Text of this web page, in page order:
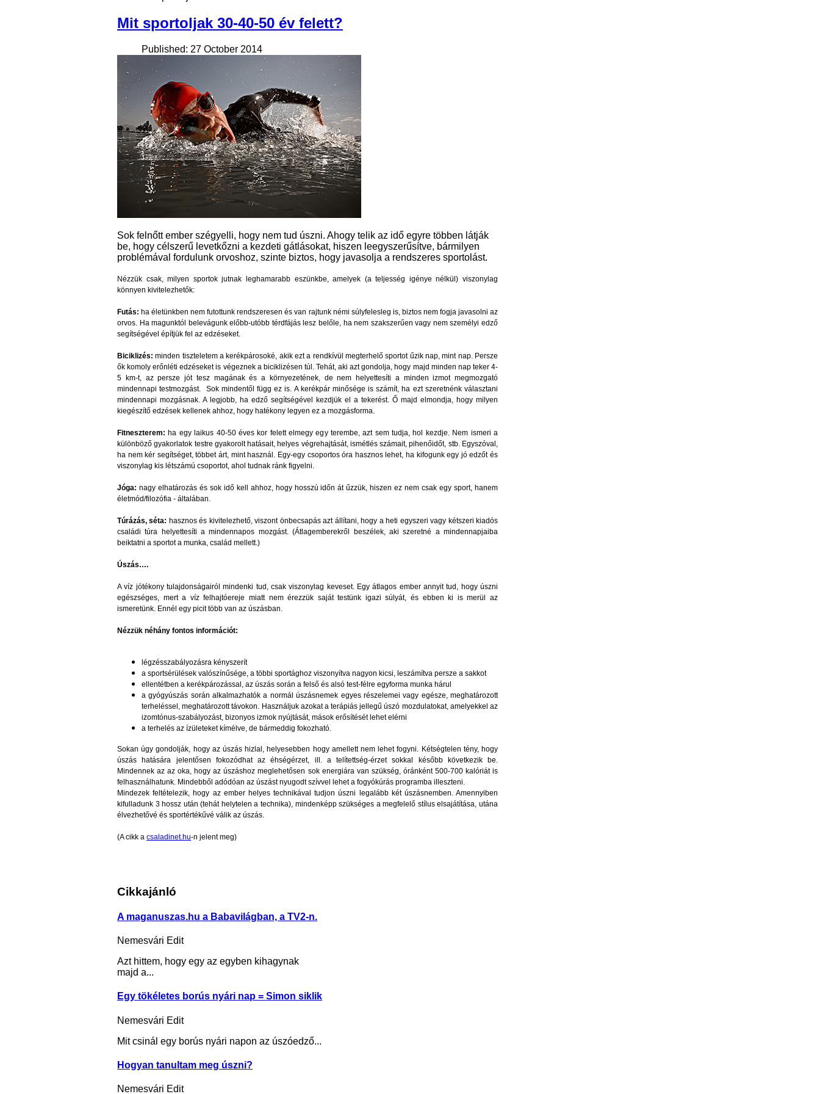
Mit sportoljak 30-40-50 év felett?
Published: 27 October 2014
Sok felnőtt ember szégyelli, hogy nem tud úszni. Ahogy telik az idő egyre többen látják
be, hogy célszerű levetkőzni a kezdeti gátlásokat, hiszen leegyszerűsítve, bármilyen
problémával fordulunk orvoshoz, szinte biztos, hogy javasolja a rendszeres sportolást.
Nézzük csak, milyen sportok jutnak leghamarabb eszünkbe, amelyek (a teljesség igénye nélkül) viszonylag
könnyen kivitelezhetők:
Futás: ha életünkben nem futottunk rendszeresen és van rajtunk némi súlyfelesleg is, biztos nem fogja javasolni az
orvos. Ha magunktól belevágunk előbb-utóbb térdfájás lesz belőle, ha nem szakszerűen vagy nem személyi edző
segítségével építjük fel az edzéseket.
Biciklizés: minden tiszteletem a kerékpárosoké, akik ezt a rendkívül megterhelő sportot űzik nap, mint nap. Persze
ők komoly erőnléti edzéseket is végeznek a biciklizésen túl. Tehát, aki azt gondolja, hogy majd minden nap teker 4-
5 km-t, az persze jót tesz magának és a környezetének, de nem helyettesíti a minden izmot megmozgató
mindennapi testmozgást. Sok mindentől függ ez is. A kerékpár minősége is számít, ha ezt szeretnénk választani
mindennapi mozgásnak. A legjobb, ha edző segítségével kezdjük el a tekerést. Ő majd elmondja, hogy milyen
kiegészítő edzések kellenek ahhoz, hogy hatékony legyen ez a mozgásforma.
Fitneszterem: ha egy laikus 40-50 éves kor felett elmegy egy terembe, azt sem tudja, hol kezdje. Nem ismeri a
különböző gyakorlatok testre gyakorolt hatásait, helyes végrehajtását, ismétlés számait, pihenőidőt, stb. Egyszóval,
ha nem kér segítséget, többet árt, mint használ. Egy-egy csoportos óra hasznos lehet, ha kifogunk egy jó edzőt és
viszonylag kis létszámú csoportot, ahol tudnak ránk figyelni.
Jóga: nagy elhatározás és sok idő kell ahhoz, hogy hosszú időn át űzzük, hiszen ez nem csak egy sport, hanem
életmód/filozófia - általában.
Túrázás, séta: hasznos és kivitelezhető, viszont önbecsapás azt állítani, hogy a heti egyszeri vagy kétszeri kiadós
családi túra helyettesíti a mindennapos mozgást. (Átlagemberekről beszélek, aki szeretné a mindennapjaiba
beiktatni a sportot a munka, család mellett.)
Úszás….
A víz jótékony tulajdonságairól mindenki tud, csak viszonylag keveset. Egy átlagos ember annyit tud, hogy úszni
egészséges, mert a víz felhajtóereje miatt nem érezzük saját testünk igazi súlyát, és ebben ki is merül az
ismeretünk. Ennél egy picit több van az úszásban.
Nézzük néhány fontos információt:
légzésszabályozásra kényszerít
a sportsérülések valószínűsége, a többi sportághoz viszonyítva nagyon kicsi, leszámítva persze a sakkot
ellentétben a kerékpározással, az úszás során a felső és alsó test-félre egyforma munka hárul
a gyógyúszás során alkalmazhatók a normál úszásnemek egyes részelemei vagy egésze, meghatározott
terheléssel, meghatározott távokon. Használjuk azokat a terápiás jellegű úszó mozdulatokat, amelyekkel az
izomtónus-szabályozást, bizonyos izmok nyújtását, mások erősítését lehet elérni
a terhelés az ízületeket kímélve, de bármeddig fokozható.
Sokan úgy gondolják, hogy az úszás hizlal, helyesebben hogy amellett nem lehet fogyni. Kétségtelen tény, hogy
úszás hatására jelentősen fokozódhat az éhségérzet, ill. a telítettség-érzet sokkal később következik be.
Mindennek az az oka, hogy az úszáshoz meglehetősen sok energiára van szükség, óránként 500-700 kalóriát is
felhasználhatunk. Mindebből adódóan az úszást nyugodt szívvel lehet a fogyókúrás programba illeszteni.
Mindezek feltételezik, hogy az ember helyes technikával tudjon úszni legalább két úszásnemben. Amennyiben
kifulladunk 3 hossz után (tehát helytelen a technika), mindenképp szükséges a megfelelő stílus elsajátítása, utána
élvezhetővé és sportértékűvé válik az úszás.
(A cikk a csaladinet.hu-n jelent meg)
Cikkajánló
A maganuszas.hu a Babavilágban, a TV2-n.
Nemesvári Edit
Azt hittem, hogy egy az egyben kihagynak
majd a...
Egy tökéletes borús nyári nap = Simon siklik
Nemesvári Edit
Mit csinál egy borús nyári napon az úszóedző...
Hogyan tanultam meg úszni?
Nemesvári Edit